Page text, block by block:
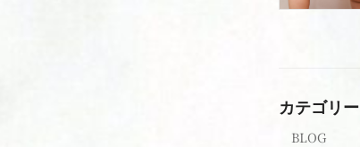
カテゴリー
BLOG